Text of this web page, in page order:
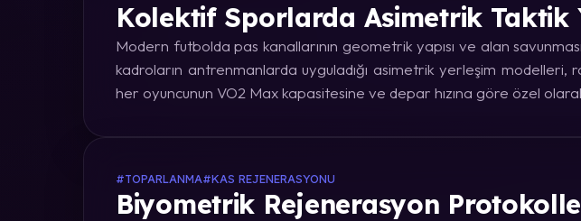
Kolektif Sporlarda Asimetrik Taktik
Modern futbolda pas kanallarının geometrik yapısı ve alan
kadroların antrenmanlarda uyguladığı asimetrik yerleşim
her oyuncunun VO2 Max kapasitesine ve depar hızına göre özel
#TOPARLANMA#KAS REJENERASYONU
Biyometrik Rejenerasyon